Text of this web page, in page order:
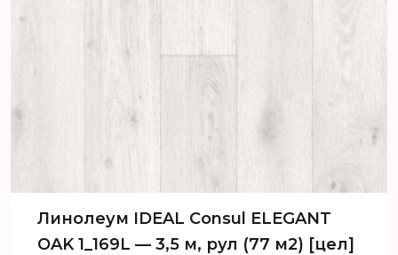
Линолеум IDEAL Consul ELEGANT
OAK 1_169L — 3,5 м, рул (77 м2) [цел]